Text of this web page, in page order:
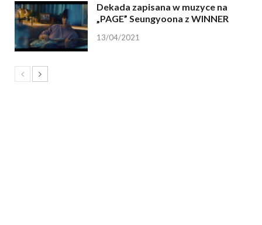
Dekada zapisana w muzyce na
„PAGE” Seungyoona z WINNER
13/04/2021